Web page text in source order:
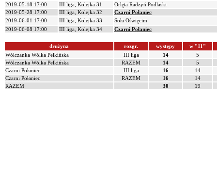
2019-05-18 17:00
III liga, Kolejka 31
Orlęta Radzyń Podlaski
2019-05-28 17:00
III liga, Kolejka 32
Czarni Połaniec
2019-06-01 17:00
III liga, Kolejka 33
Soła Oświęcim
2019-06-08 17:00
III liga, Kolejka 34 Czarni Połaniec
drużyna rozgr. występy
w "11"
Wólczanka Wólka Pełkińska
III liga 14
5
Wólczanka Wólka Pełkińska
RAZEM 14
5
Czarni Połaniec
III liga 16
14
Czarni Połaniec
RAZEM 16
14
RAZEM
30 19